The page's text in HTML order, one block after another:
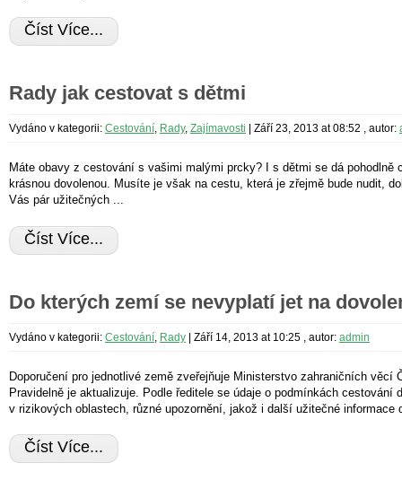
Číst Více...
Rady jak cestovat s dětmi
Vydáno v kategorii: Cestování, Rady, Zajímavosti Září 23, 2013 at 08:52 , autor:
Máte obavy z cestování s vašimi malými prcky? I s dětmi se dá
krásnou dovolenou. Musíte je však na cestu, která je zřejmě bude nudit,
Vás pár užitečných ...
Číst Více...
Do kterých zemí se nevyplatí jet na
Vydáno v kategorii: Cestování, Rady | Září 14, 2013 at 10:25 , autor: admin
Doporučení pro jednotlivé země zveřejňuje Ministerstvo zahraničních věcí
Pravidelně je aktualizuje. Podle ředitele se údaje o podmínkách
v rizikových oblastech, různé upozornění, jakož i další užitečné informace
Číst Více...